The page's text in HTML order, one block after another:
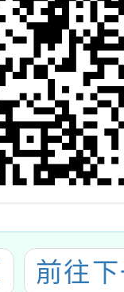
前往